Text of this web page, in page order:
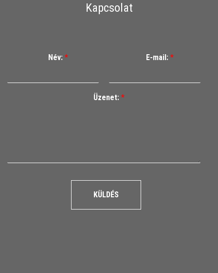
Kapcsolat
Név: * E-mail: *
Üzenet: *
KÜLDÉS